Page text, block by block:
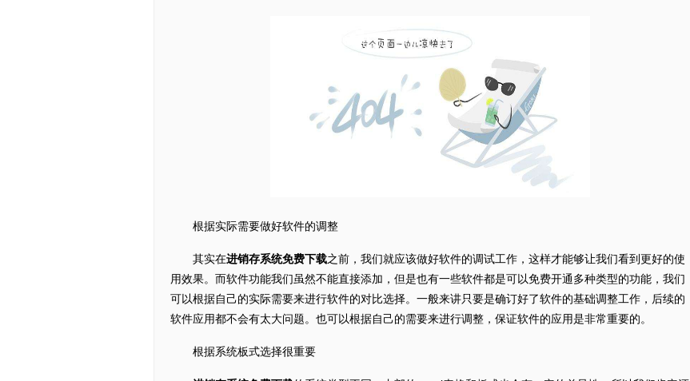
根据实际需要做好软件的调整
其实在进销存系统免费下载之前，我们就应该做好软件的调试工作，这样才能够让我们看到更好的使
用效果。而软件功能我们虽然不能直接添加，但是也有一些软件都是可以免费开通多种类型的功能，我们
可以根据自己的实际需要来进行软件的对比选择。一般来讲只要是确订好了软件的基础调整工作，后续的
软件应用都不会有太大问题。也可以根据自己的需要来进行调整，保证软件的应用是非常重要的。
根据系统板式选择很重要